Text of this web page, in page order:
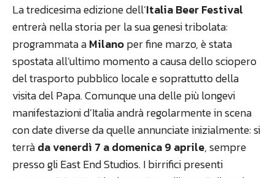
La tredicesima edizione dell’Italia Beer Festival
entrerà nella storia per la sua genesi tribolata:
programmata aMilanoper fine marzo, è stata
spostata all’ultimo momento a causa dello sciopero
del trasporto pubblico locale e soprattutto della
visita del Papa. Comunque una delle più longevi
manifestazioni d’Italia andrà regolarmente in scena
con date diverse da quelle annunciate inizialmente: si
terràda venerdì 7 a domenica 9 aprile, sempre
presso gli East End Studios. I birrifici presenti